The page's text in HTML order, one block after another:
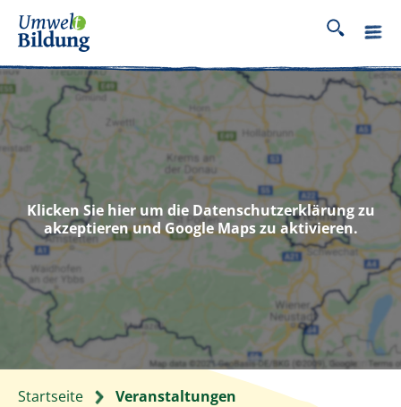
Klicken Sie hier um die Datenschutzerklärung zu
akzeptieren und Google Maps zu aktivieren.
Startseite Veranstaltungen